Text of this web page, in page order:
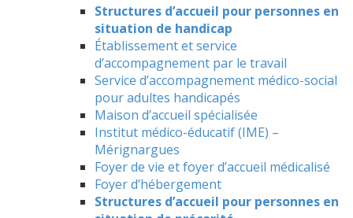
Structures d’accueil pour personnes en
situation de handicap
Établissement et service
d’accompagnement par le travail
Service d’accompagnement médico-social
pour adultes handicapés
Maison d’accueil spécialisée
Institut médico-éducatif (IME) –
Mérignargues
Foyer de vie et foyer d’accueil médicalisé
Foyer d’hébergement
Structures d’accueil pour personnes en